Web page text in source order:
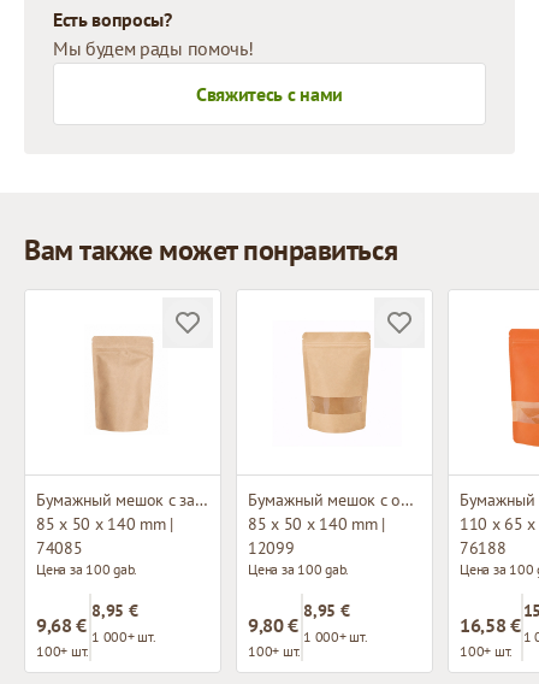
Есть вопросы?
Мы будем рады помочь!
Свяжитесь с нами
Вам также может понравиться
Бумажный мешок с застежкой зип-лок
85 x 50 x 140 mm |
74085
Цена за 100 gab.
9,68 €
100+ шт.
8,95 €
1 000+ шт.
Бумажный мешок с окном и застежкой зип-лок
85 x 50 x 140 mm |
12099
Цена за 100 gab.
9,80 €
100+ шт.
8,95 €
1 000+ шт.
110 x 65
76188
Цена за 100
16,58 €
100+ шт.
1